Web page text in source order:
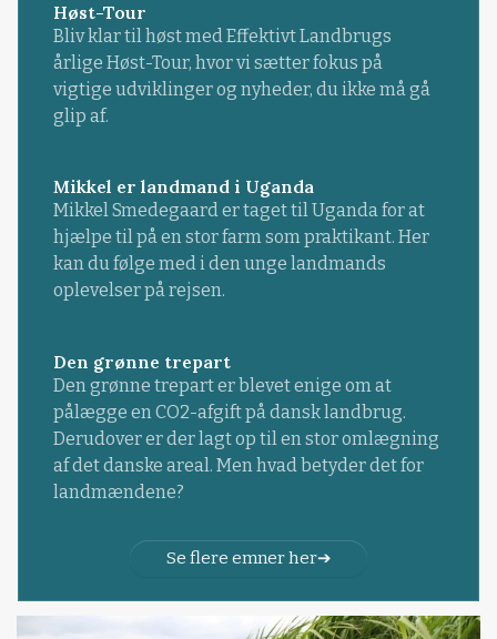
Høst-Tour
Bliv klar til høst med Effektivt Landbrugs
årlige Høst-Tour, hvor vi sætter fokus på
vigtige udviklinger og nyheder, du ikke må gå
glip af.
Mikkel er landmand i Uganda
Mikkel Smedegaard er taget til Uganda for at
hjælpe til på en stor farm som praktikant. Her
kan du følge med i den unge landmands
oplevelser på rejsen.
Den grønne trepart
Den grønne trepart er blevet enige om at
pålægge en CO2-afgift på dansk landbrug.
Derudover er der lagt op til en stor omlægning
af det danske areal. Men hvad betyder det for
landmændene?
Se flere emner her